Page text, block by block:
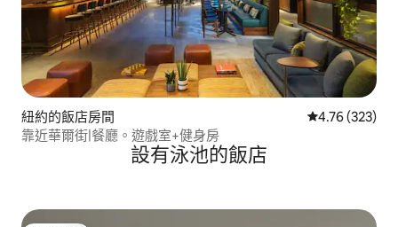
紐約的飯店房間 從 323 則評價
4.76 (323)
靠近華爾街|餐廳。遊戲室+健身房
設有泳池的飯店